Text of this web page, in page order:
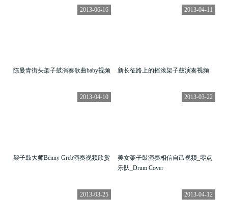
2013-06-16
陈曼青街头架子鼓演奏歌曲baby视频
2013-04-11
新长征路上的摇滚架子鼓演奏视频
2013-04-10
架子鼓大师Benny Greb演奏视频欣赏
2013-03-22
美女架子鼓演奏相信自己视频_零点
乐队_Drum Cover
2013-03-25 2013-04-12